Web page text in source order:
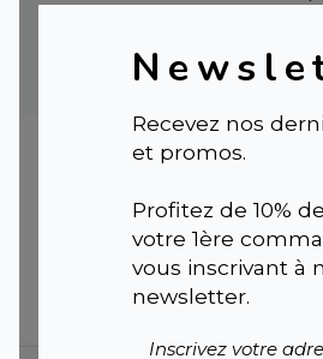
Recevez nos
et promos.
Profitez de 10%
votre 1ère
vous inscrivant à
newsletter.